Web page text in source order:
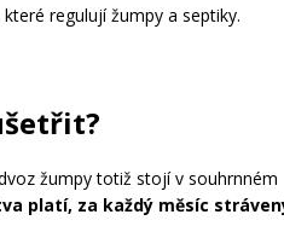
regulují žumpy a septiky.
žumpy totiž stojí v souhrnném
platí, za každý měsíc